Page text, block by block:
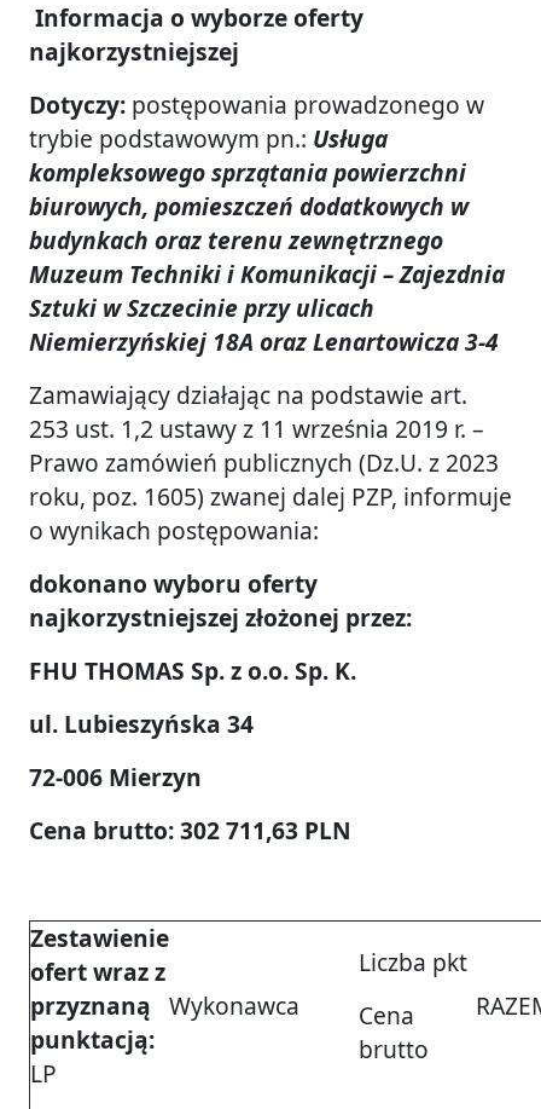
Informacja o wyborze oferty
najkorzystniejszej
Dotyczy: postępowania prowadzonego w
trybie podstawowym pn.: Usługa
kompleksowego sprzątania powierzchni
biurowych, pomieszczeń dodatkowych w
budynkach oraz terenu zewnętrznego
Muzeum Techniki i Komunikacji – Zajezdnia
Sztuki w Szczecinie przy ulicach
Niemierzyńskiej 18A oraz Lenartowicza 3-4
Zamawiający działając na podstawie art.
253 ust. 1,2 ustawy z 11 września 2019 r. –
Prawo zamówień publicznych (Dz.U. z 2023
roku, poz. 1605) zwanej dalej PZP, informuje
o wynikach postępowania:
dokonano wyboru oferty
najkorzystniejszej złożonej przez:
FHU THOMAS Sp. z o.o. Sp. K.
ul. Lubieszyńska 34
72-006 Mierzyn
Cena brutto: 302 711,63 PLN
Zestawienie
ofert wraz z
przyznaną
punktacją:
LP
Wykonawca
Liczba pkt
Cena
brutto